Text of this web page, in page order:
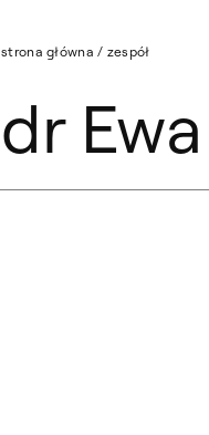
strona główna / zespół
dr